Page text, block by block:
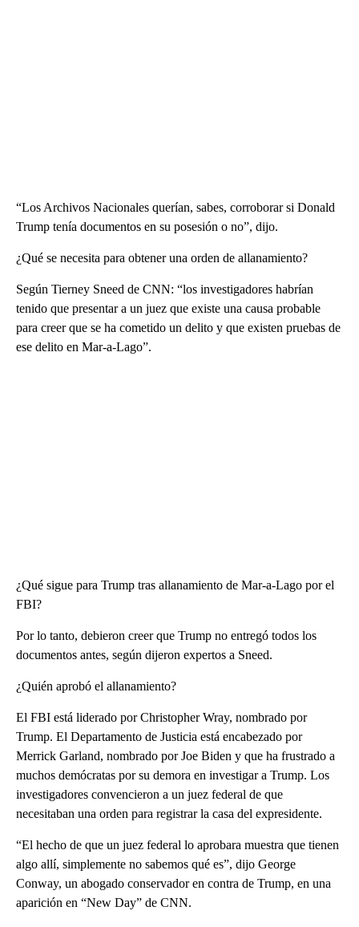
“Los Archivos Nacionales querían, sabes, corroborar si Donald
Trump tenía documentos en su posesión o no”, dijo.
¿Qué se necesita para obtener una orden de allanamiento?
Según Tierney Sneed de CNN: “los investigadores habrían
tenido que presentar a un juez que existe una causa probable
para creer que se ha cometido un delito y que existen pruebas de
ese delito en Mar-a-Lago”.
¿Qué sigue para Trump tras allanamiento de Mar-a-Lago por el
FBI?
Por lo tanto, debieron creer que Trump no entregó todos los
documentos antes, según dijeron expertos a Sneed.
¿Quién aprobó el allanamiento?
El FBI está liderado por Christopher Wray, nombrado por
Trump. El Departamento de Justicia está encabezado por
Merrick Garland, nombrado por Joe Biden y que ha frustrado a
muchos demócratas por su demora en investigar a Trump. Los
investigadores convencieron a un juez federal de que
necesitaban una orden para registrar la casa del expresidente.
“El hecho de que un juez federal lo aprobara muestra que tienen
algo allí, simplemente no sabemos qué es”, dijo George
Conway, un abogado conservador en contra de Trump, en una
aparición en “New Day” de CNN.